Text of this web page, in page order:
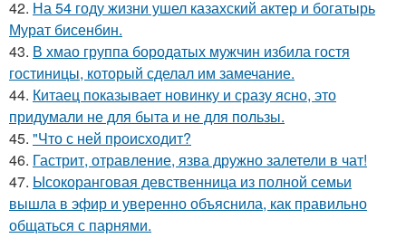
42. На 54 году жизни ушел казахский актер и богатырь
Мурат бисенбин.
43. В хмао группа бородатых мужчин избила гостя
гостиницы, который сделал им замечание.
44. Китаец показывает новинку и сразу ясно, это
придумали не для быта и не для пользы.
45. "Что с ней происходит?
46. Гастрит, отравление, язва дружно залетели в чат!
47. Ысокоранговая девственница из полной семьи
вышла в эфир и уверенно объяснила, как правильно
общаться с парнями.